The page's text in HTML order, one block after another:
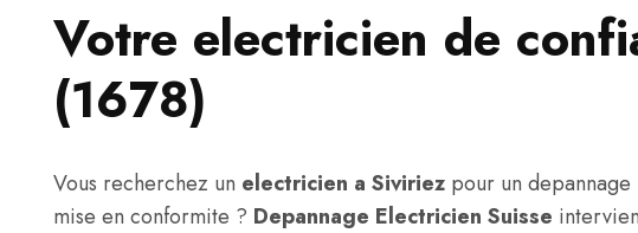
Votre electricien de
(1678)
Vous recherchez un electricien a Siviriez pour un
mise en conformite ? Depannage Electricien Suisse